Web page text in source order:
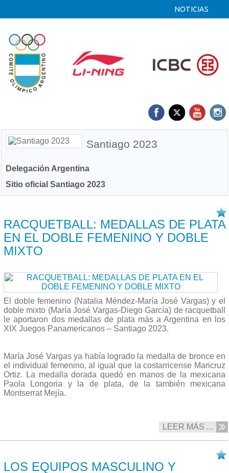
NOTICIAS
Santiago 2023
Delegación Argentina
Sitio oficial Santiago 2023
RACQUETBALL: MEDALLAS DE PLATA
EN EL DOBLE FEMENINO Y DOBLE
MIXTO
El doble femenino (Natalia Méndez-María José Vargas) y el
doble mixto (María José Vargas-Diego García) de racquetball
le aportaron dos medallas de plata más a Argentina en los
XIX Juegos Panamericanos – Santiago 2023.
María José Vargas ya había logrado la medalla de bronce en
el individual femenino, al igual que la costarricense Maricruz
Ortiz. La medalla dorada quedó en manos de la mexicana
Paola Longoria y la de plata, de la también mexicana
Montserrat Mejía.
LEER MÁS ...
LOS EQUIPOS MASCULINO Y